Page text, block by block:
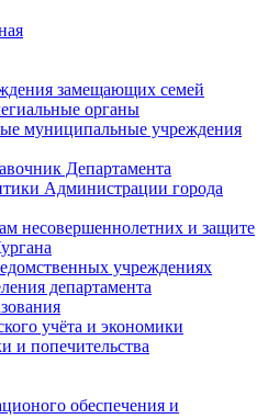
замещающих семей
органы
муниципальные учреждения
Департамента
Администрации города
несовершеннолетних и защите
учреждениях
департамента
учёта и экономики
и попечительства
обеспечения и